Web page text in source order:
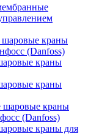
краны
(Danfoss)
краны
краны
краны
(Danfoss)
краны для